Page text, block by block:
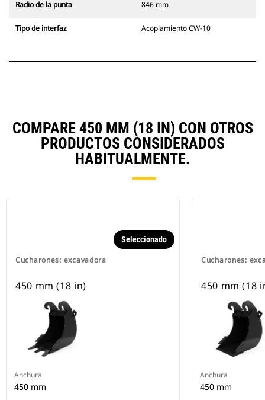
Radio de la punta 846 mm
Tipo de interfaz Acoplamiento CW-10
COMPARE 450 MM (18 IN) CON OTROS
PRODUCTOS CONSIDERADOS
HABITUALMENTE.
Cucharones: excavadora
Seleccionado
450 mm (18 in)
Anchura
450 mm
Cucharones:
450 mm (18
Anchura
450 mm